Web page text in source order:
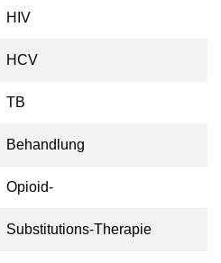
HIV
HCV
TB
Behandlung
Opioid-
Substitutions-Therapie